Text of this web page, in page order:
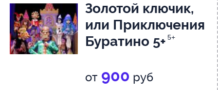
Золотой ключик,
или Приключения
Буратино 5+ 5+
от 900 руб